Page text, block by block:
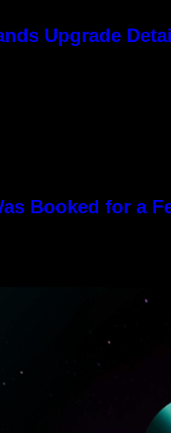
Upgrade
Booked for a